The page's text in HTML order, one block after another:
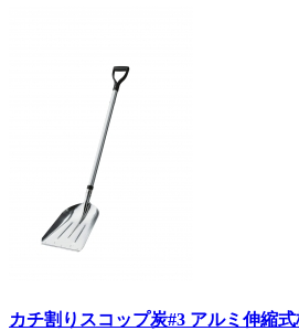
カチ割りスコップ炭#3 アルミ伸縮